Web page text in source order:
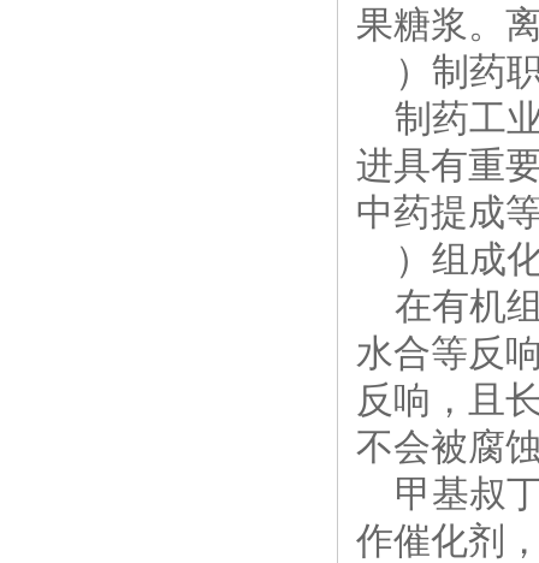
果糖浆。
）制药
制药工
进具有重
中药提成
）组成
在有机
水合等反
反响，且
不会被腐
甲基叔
作催化剂